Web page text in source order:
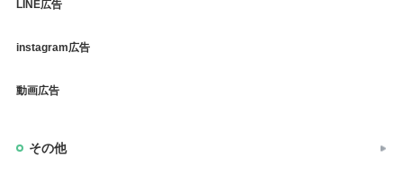
LINE広告
instagram広告
動画広告
その他